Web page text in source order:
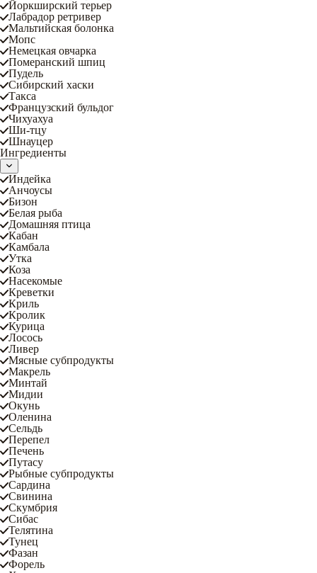
Йоркширский терьер
Лабрадор ретривер
Мальтийская болонка
Мопс
Немецкая овчарка
Померанский шпиц
Пудель
Сибирский хаски
Такса
Французский бульдог
Чихуахуа
Ши-тцу
Шнауцер
Ингредиенты
Индейка
Анчоусы
Бизон
Белая рыба
Домашняя птица
Кабан
Камбала
Утка
Коза
Насекомые
Креветки
Криль
Кролик
Курица
Лосось
Ливер
Мясные субпродукты
Макрель
Минтай
Мидии
Окунь
Оленина
Сельдь
Перепел
Печень
Путасу
Рыбные субпродукты
Сардина
Свинина
Скумбрия
Сибас
Телятина
Тунец
Фазан
Форель